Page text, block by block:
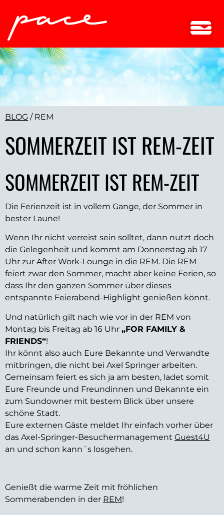
BLOG / REM
SOMMERZEIT IST REM-ZEIT
SOMMERZEIT IST REM-ZEIT
Die Ferienzeit ist in vollem Gange, der Sommer in
bester Laune!
Wenn Ihr nicht verreist sein solltet, dann nutzt doch
die Gelegenheit und kommt am Donnerstag ab 17
Uhr zur After Work-Lounge in die REM. Die REM
feiert zwar den Sommer, macht aber keine Ferien, so
dass Ihr den ganzen Sommer über dieses
entspannte Feierabend-Highlight genießen könnt.
Und natürlich gilt nach wie vor in der REM von
Montag bis Freitag ab 16 Uhr „FOR FAMILY &
FRIENDS“!
Ihr könnt also auch Eure Bekannte und Verwandte
mitbringen, die nicht bei Axel Springer arbeiten.
Gemeinsam feiert es sich ja am besten, ladet somit
Eure Freunde und Freundinnen und Bekannte ein
zum Sundowner mit bestem Blick über unsere
schöne Stadt.
Eure externen Gäste meldet Ihr einfach vorher über
das Axel-Springer-Besuchermanagement Guest4U
an und schon kann´s losgehen.
Genießt die warme Zeit mit fröhlichen
Sommerabenden in der REM!